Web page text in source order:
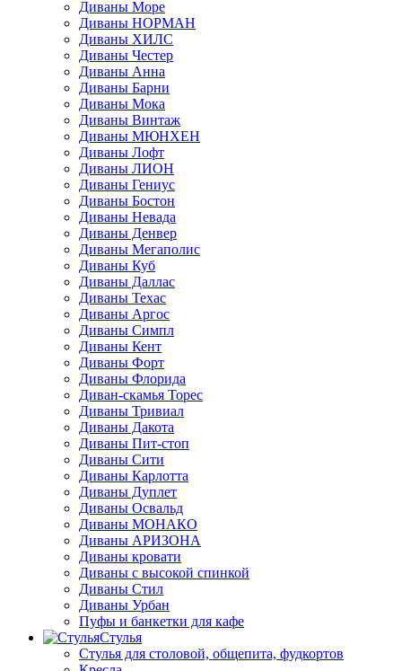
Диваны Море
Диваны НОРМАН
Диваны ХИЛС
Диваны Честер
Диваны Анна
Диваны Барни
Диваны Мока
Диваны Винтаж
Диваны МЮНХЕН
Диваны Лофт
Диваны ЛИОН
Диваны Гениус
Диваны Бостон
Диваны Невада
Диваны Денвер
Диваны Мегаполис
Диваны Куб
Диваны Даллас
Диваны Техас
Диваны Аргос
Диваны Симпл
Диваны Кент
Диваны Форт
Диваны Флорида
Диван-скамья Торес
Диваны Тривиал
Диваны Дакота
Диваны Пит-стоп
Диваны Сити
Диваны Карлотта
Диваны Дуплет
Диваны Освальд
Диваны МОНАКО
Диваны АРИЗОНА
Диваны кровати
Диваны с высокой спинкой
Диваны Стил
Диваны Урбан
Пуфы и банкетки для кафе
Стулья
Стулья для столовой, общепита, фудкортов